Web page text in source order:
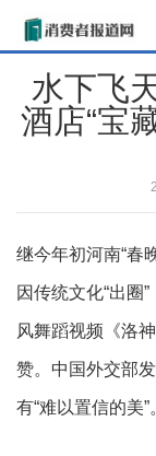
水下飞
酒店“宝
继今年初河南“春
因传统文化“出圈
风舞蹈视频《洛
赞。中国外交部
有“难以置信的美”